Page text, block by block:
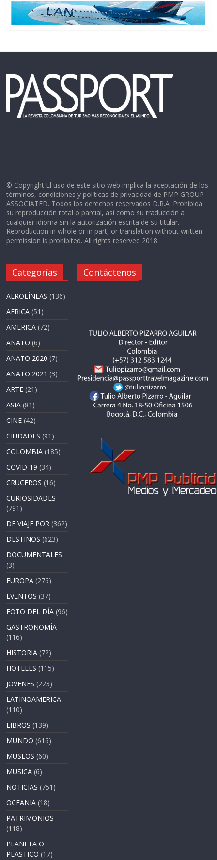
© Copyright El uso de este sitio web implica la aceptación de los
términos, condiciones y políticas de privacidad de PMP GROUP
ASSOCIATED. Todos los derechos reservados D.R.A. Prohibida
su reproducción total o parcial, así como su traducción a
cualquier idioma sin la autorización escrita de su titular.
Reproduction in whole or in part, or translation without written
permission is prohibited. All rights reserved 2018
Categorías
AEROLÍNEAS (136)
AFRICA (51)
AMERICA (72)
ANATO (6)
ANATO 2020 (7)
ANATO 2021 (3)
ARTE (21)
ASIA (81)
CINE (42)
CIUDADES (91)
COLOMBIA (185)
COVID-19 (34)
CRUCEROS (16)
CURIOSIDADES
(791)
DE VIAJE POR (362)
DESTINOS (623)
DOCUMENTALES
(3)
EUROPA (276)
EVENTOS (37)
FOTO DEL DÍA (96)
GASTRONOMÍA
(116)
HISTORIA (72)
HOTELES (115)
JOVENES (223)
LATINOAMERICA
(110)
LIBROS (139)
MUNDO (616)
MUSEOS (60)
MUSICA (6)
NOTICIAS (751)
OCEANIA (18)
PATRIMONIOS
(118)
PLANETA O
PLASTICO (17)
Contáctenos